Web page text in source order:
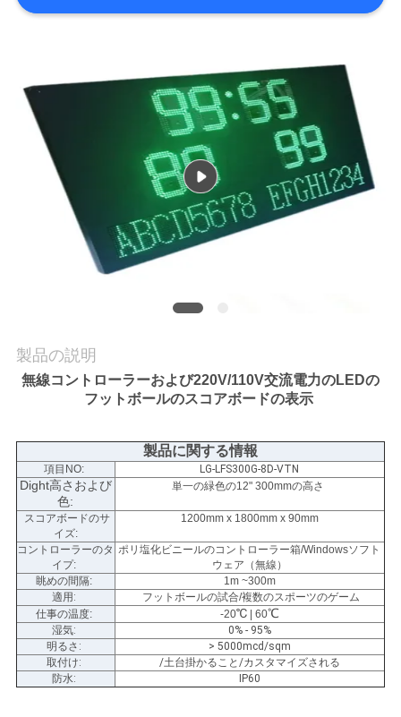
管
絡
し
さ
い
ニ
ュ
ー
ス
製品の説明
無線コントローラーおよび220V/110V交流電力のLEDの
フットボールのスコアボードの表示
製品に関する情報
項目NO: LG-LFS300G-8D-VTN
Dight高さおよび
色:
単一の緑色の12" 300mmの高さ
スコアボードのサ
イズ:
1200mm x 1800mm x 90mm
コントローラーのタ
イプ:
ポリ塩化ビニールのコントローラー箱/Windowsソフト
ウェア（無線）
眺めの間隔:
1m ~300m
適用:
フットボールの試合/複数のスポーツのゲーム
仕事の温度:
-20℃ | 60℃
湿気:
0% - 95%
明るさ:
> 5000mcd/sqm
取付け:
/土台掛かること/カスタマイズされる
防水:
IP60